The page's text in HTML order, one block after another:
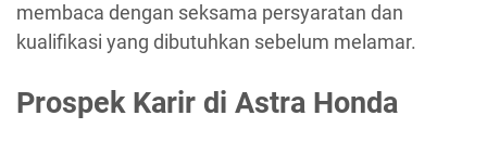
membaca dengan seksama persyaratan dan
kualifikasi yang dibutuhkan sebelum melamar.
Prospek Karir di Astra Honda